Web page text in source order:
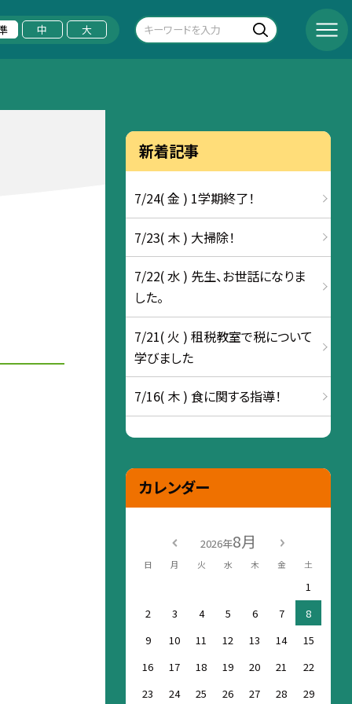
中 大
新着記事
7/24( 金 ) 1学期終了！
7/23( 木 ) 大掃除！
7/22( 水 ) 先生、お世話になりま
した。
7/21( 火 ) 租税教室で税について
学びました
7/16( 木 ) 食に関する指導！
カレンダー
2026年8月
日 月 火 水 木 金 土
1
2
3 4 5 6 7
8
9
10 11 12 13 14
15
16
17 18 19 20 21
22
23
24 25 26 27 28
29